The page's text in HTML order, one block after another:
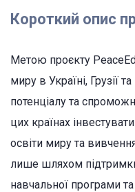
Короткий опис
Метою проєкту
миру в Україні, Грузії
потенціалу та
цих країнах
освіти миру та
лише шляхом
навчальної програми